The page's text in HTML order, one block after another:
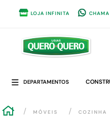
LOJA INFINITA
DEPARTAMENTOS
MÓVEIS COZINHA